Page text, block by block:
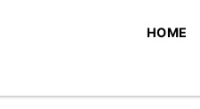
HOME